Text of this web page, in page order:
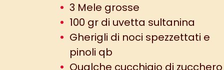
3 Mele grosse
100 gr di uvetta sultanina
Gherigli di noci spezzettati e
pinoli qb
Qualche cucchiaio di zucchero